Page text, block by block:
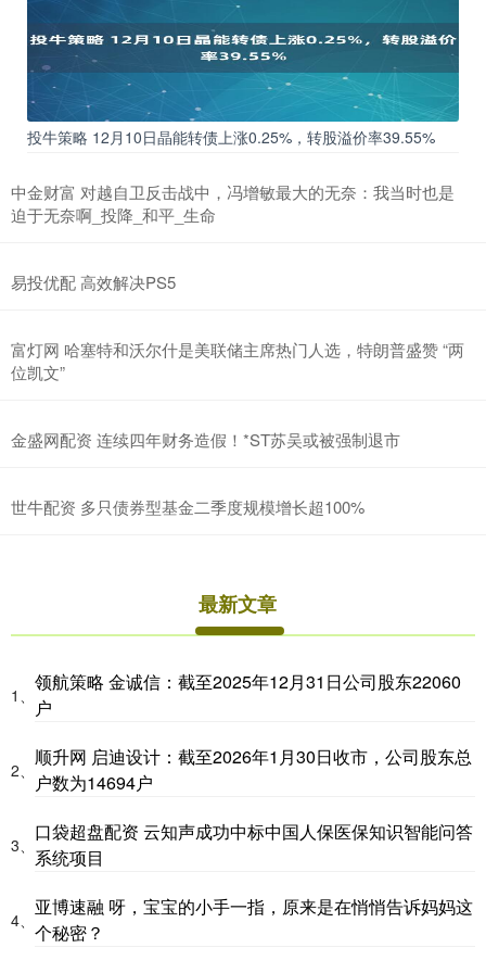
投牛策略 12月10日晶能转债上涨0.25%，转股溢价率39.55%
中金财富 对越自卫反击战中，冯增敏最大的无奈：我当时也是
迫于无奈啊_投降_和平_生命
易投优配 高效解决PS5
富灯网 哈塞特和沃尔什是美联储主席热门人选，特朗普盛赞 “两
位凯文”
金盛网配资 连续四年财务造假！*ST苏吴或被强制退市
世牛配资 多只债券型基金二季度规模增长超100%
最新文章
1、
领航策略 金诚信：截至2025年12月31日公司股东22060
户
2、
顺升网 启迪设计：截至2026年1月30日收市，公司股东总
户数为14694户
3、
口袋超盘配资 云知声成功中标中国人保医保知识智能问答
系统项目
4、
亚博速融 呀，宝宝的小手一指，原来是在悄悄告诉妈妈这
个秘密？